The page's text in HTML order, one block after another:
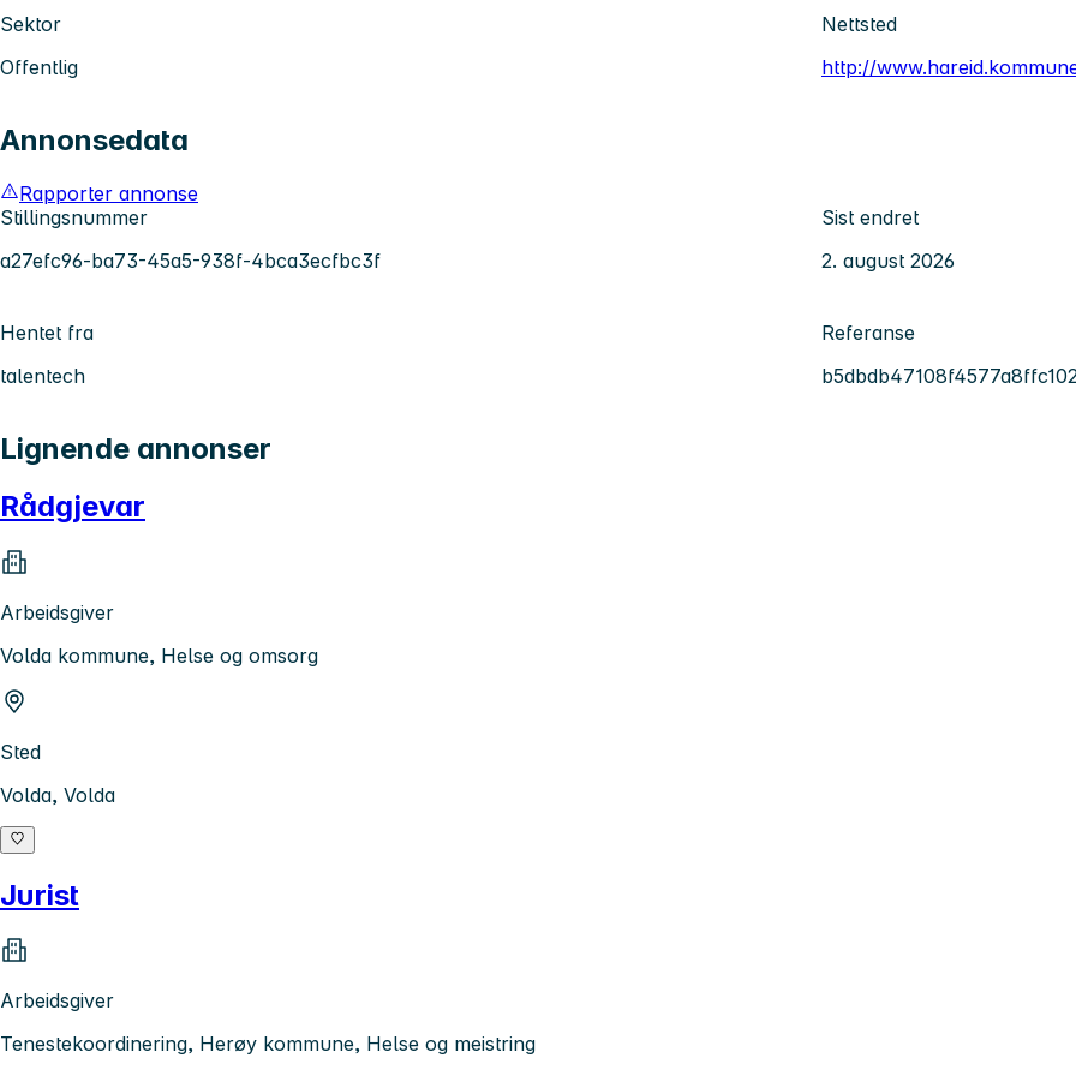
Sektor
Offentlig
Nettsted
http://
Annonsedata
Rapporter annonse
Stillingsnummer
a27efc96-ba73-45a5-938f-4bca3ecfbc3f
Sist endret
2. august 2026
Hentet fra
talentech
Referanse
Lignende annonser
Rådgjevar
Arbeidsgiver
Volda kommune, Helse og omsorg
Sted
Volda, Volda
Jurist
Arbeidsgiver
Tenestekoordinering, Herøy kommune, Helse og meistring